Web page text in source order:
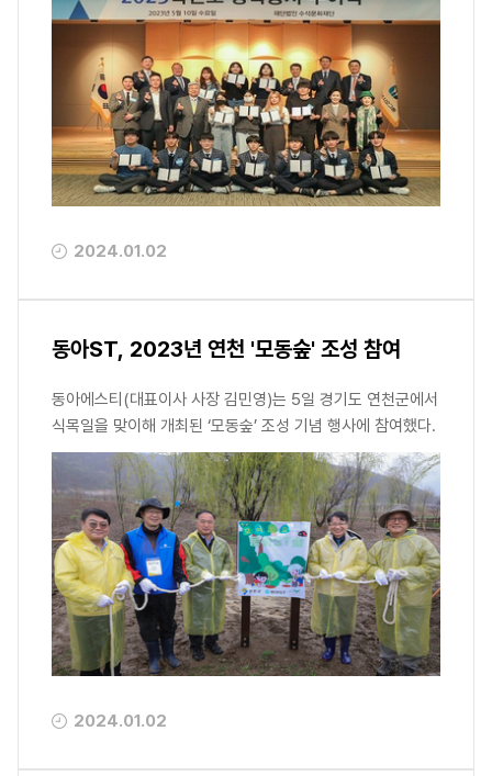
는 수석문화재단 박광순 이사장, 정재훈 동아쏘시오홀딩스 사
장, 백상환 동아제약 사장 등 관계자들이 참석했다.
2024.01.02
동아ST, 2023년 연천 '모동숲' 조성 참여
동아에스티(대표이사 사장 김민영)는 5일 경기도 연천군에서
식목일을 맞이해 개최된 ‘모동숲’ 조성 기념 행사에 참여했다.
2024.01.02